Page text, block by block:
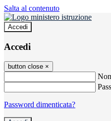
Salta al contenuto
Accedi
Accedi
button close ×
Password dimenticata?